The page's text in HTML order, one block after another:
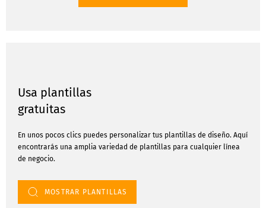
Usa plantillas
gratuitas
En unos pocos clics puedes personalizar tus plantillas de diseño. Aquí
encontrarás una amplia variedad de plantillas para cualquier línea
de negocio.
MOSTRAR PLANTILLAS